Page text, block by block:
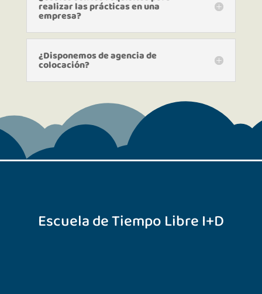
realizar las prácticas en una
empresa?
¿Disponemos de agencia de
colocación?
Escuela de Tiempo Libre I+D